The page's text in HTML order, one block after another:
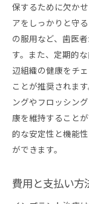
保するために欠か
アをしっかりと守
の服用など、歯医
す。また、定期的
辺組織の健康をチ
ことが推奨されま
ングやフロッシン
康を維持すること
的な安定性と機能
ができます。
費用と支払い方